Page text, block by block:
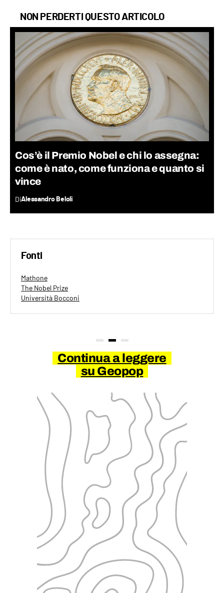
NON PERDERTI QUESTO ARTICOLO
Cos’è il Premio Nobel e chi lo assegna:
come è nato, come funziona e quanto si
vince
DiAlessandro Beloli
Fonti
Mathone
The Nobel Prize
Università Bocconi
Continua a leggere
su Geopop